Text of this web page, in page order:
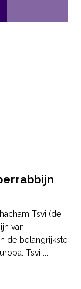
Tsvi (de
van
de belangrijkste
Tsvi